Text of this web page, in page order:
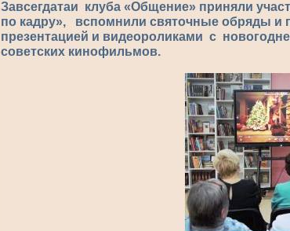
Завсегдатаи клуба «Общение» приняли
по кадру», вспомнили святочные обряды и
презентацией и видеороликами с
советских кинофильмов.